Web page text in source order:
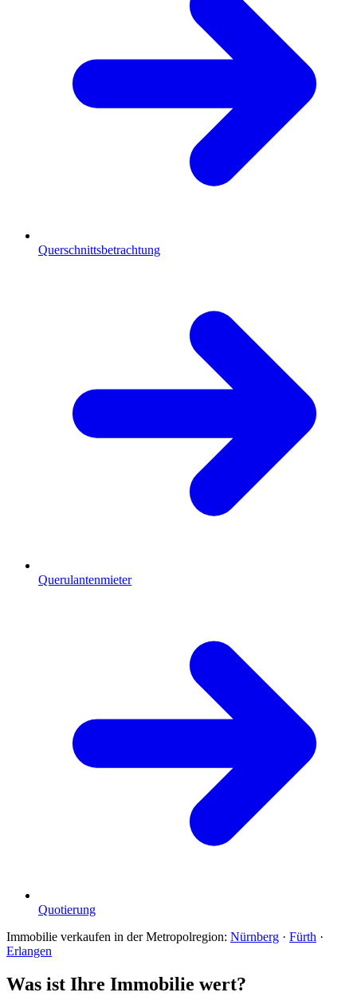
Querschnittsbetrachtung
Querulantenmieter
Quotierung
Immobilie verkaufen in der Metropolregion: Nürnberg · Fürth ·
Erlangen
Was ist Ihre Immobilie wert?